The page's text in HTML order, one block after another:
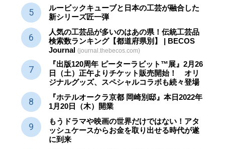
ルービックキューブと日本の工芸が融合した
新シリーズ匠一弾
人気の工芸品が多いのはあの県！伝統工芸品
検索数ランキング【都道府県別】 | BECOS
Journal (journal.thebecos.com)
『出版120周年 ピーターラビット™展』2月26
日（土）正午よりチケット販売開始！ オリ
ジナルグッズ、スペシャルコラボも続々登場
『ホテルオークラ京都 岡崎別邸』本日2022年
1月20日（木）開業
もうドラマや映画の世界だけではない！アタ
ッシュケースからお金を取り出せる時代が遂
に到来